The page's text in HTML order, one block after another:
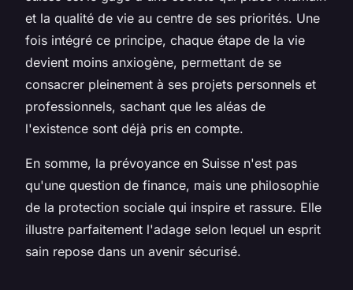
et la qualité de vie au centre de ses priorités. Une
fois intégré ce principe, chaque étape de la vie
devient moins anxiogène, permettant de se
consacrer pleinement à ses projets personnels et
professionnels, sachant que les aléas de
l'existence sont déjà pris en compte.
En somme, la prévoyance en Suisse n'est pas
qu'une question de finance, mais une philosophie
de la protection sociale qui inspire et rassure. Elle
illustre parfaitement l'adage selon lequel un esprit
sain repose dans un avenir sécurisé.